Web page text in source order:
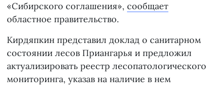
«Сибирского соглашения», сообщает
областное правительство.
Кирдяпкин представил доклад о санитарном
состоянии лесов Приангарья и предложил
актуализировать реестр лесопатологического
мониторинга, указав на наличие в нем